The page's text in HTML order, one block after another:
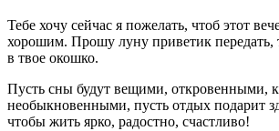
Тебе хочу сейчас я пожелать, чтоб этот
хорошим. Прошу луну приветик передать,
в твое окошко.
Пусть сны будут вещими, откровенными,
необыкновенными, пусть отдых подарит
чтобы жить ярко, радостно, счастливо!